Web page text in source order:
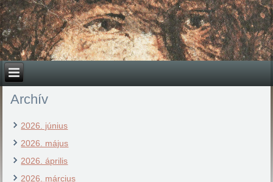
Archív
2026. június
2026. május
2026. április
2026. március